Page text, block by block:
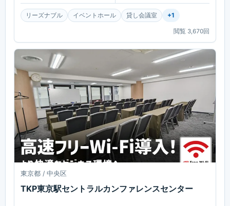
リーズナブル イベントホール 貸し会議室 +1
閲覧 3,670回
東京都 / 中央区
TKP東京駅セントラルカンファレンスセンター